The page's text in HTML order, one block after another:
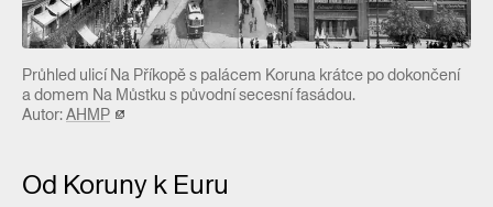
Průhled ulicí Na Příkopě s palácem Koruna krátce po dokončení
a domem Na Můstku s původní secesní fasádou.
Autor:AHMP
Od Koruny k Euru